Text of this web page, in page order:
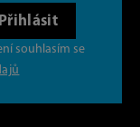
Přihlásit
souhlasím se